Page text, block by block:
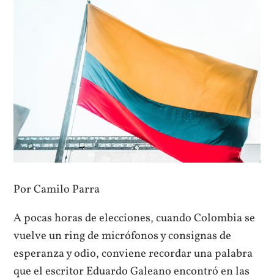
Por Camilo Parra
A pocas horas de elecciones, cuando Colombia se
vuelve un ring de micrófonos y consignas de
esperanza y odio, conviene recordar una palabra
que el escritor Eduardo Galeano encontró en las